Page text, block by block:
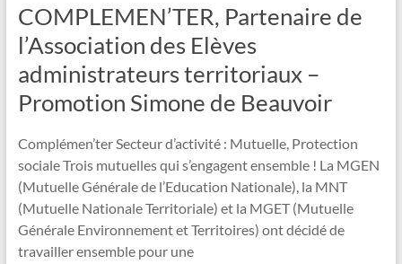
COMPLEMEN’TER, Partenaire de
l’Association des Elèves
administrateurs territoriaux –
Promotion Simone de Beauvoir
Complémen’ter Secteur d’activité : Mutuelle, Protection
sociale Trois mutuelles qui s’engagent ensemble ! La MGEN
(Mutuelle Générale de l’Education Nationale), la MNT
(Mutuelle Nationale Territoriale) et la MGET (Mutuelle
Générale Environnement et Territoires) ont décidé de
travailler ensemble pour une